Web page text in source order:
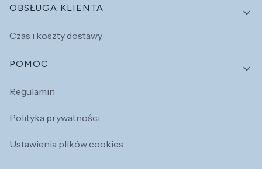
OBSŁUGA KLIENTA
Czas i koszty dostawy
POMOC
Regulamin
Polityka prywatności
Ustawienia plików cookies